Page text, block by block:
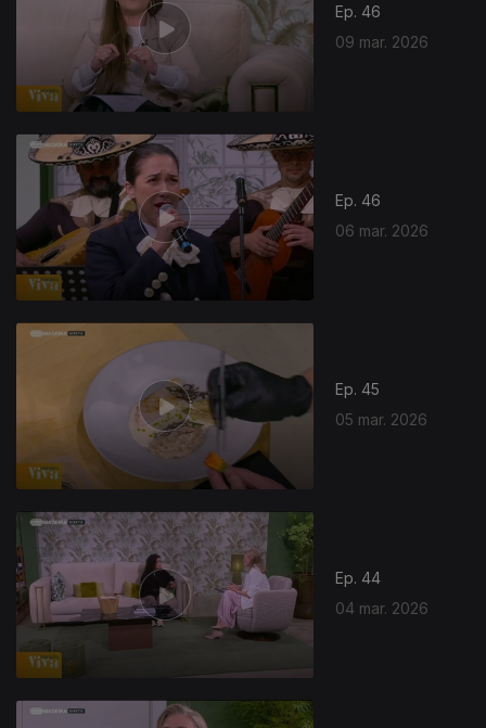
Ep. 46
09 mar. 2026
Ep. 46
06 mar. 2026
Ep. 45
05 mar. 2026
Ep. 44
04 mar. 2026